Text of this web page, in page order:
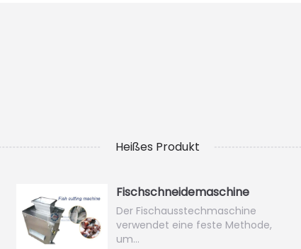
Heißes Produkt
Fischschneidemaschine
Der Fischausstechmaschine
verwendet eine feste Methode,
um…